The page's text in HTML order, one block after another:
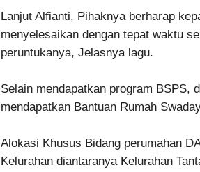
Lanjut Alfianti, Pihaknya berharap
menyelesaikan dengan tepat waktu
peruntukanya, Jelasnya lagu.
Selain mendapatkan program BSPS,
mendapatkan Bantuan Rumah
Alokasi Khusus Bidang perumahan
Kelurahan diantaranya Kelurahan